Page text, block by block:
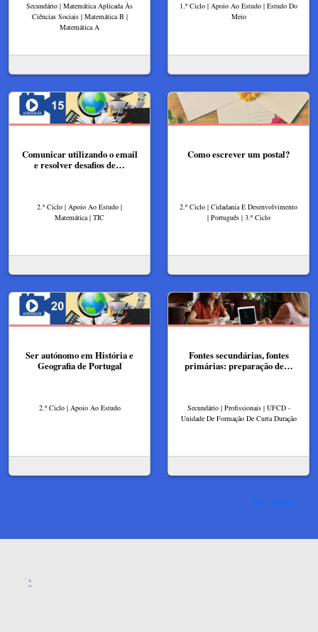
Secundário | Matemática Aplicada Às
Ciências Sociais | Matemática B |
Matemática A
1.º Ciclo | Apoio Ao Estudo | Estudo Do
Meio
Comunicar utilizando o email
e resolver desafios de…
2.º Ciclo | Apoio Ao Estudo |
Matemática | TIC
Como escrever um postal?
2.º Ciclo | Cidadania E Desenvolvimento
| Português | 3.º Ciclo
Ser autónomo em História e
Geografia de Portugal
2.º Ciclo | Apoio Ao Estudo
Fontes secundárias, fontes
primárias: preparação de…
Secundário | Profissionais | UFCD -
Unidade De Formação De Curta Duração
Ver mais